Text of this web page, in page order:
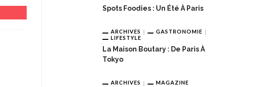
Spots Foodies : Un Été À Paris
ARCHIVES
GASTRONOMIE
LIFESTYLE
La Maison Boutary : De Paris À
Tokyo
ARCHIVES MAGAZINE